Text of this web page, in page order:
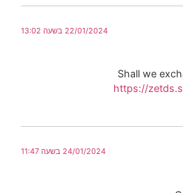
22/01/2024 בשעה 13:02
Shall we
https://
24/01/2024 בשעה 11:47